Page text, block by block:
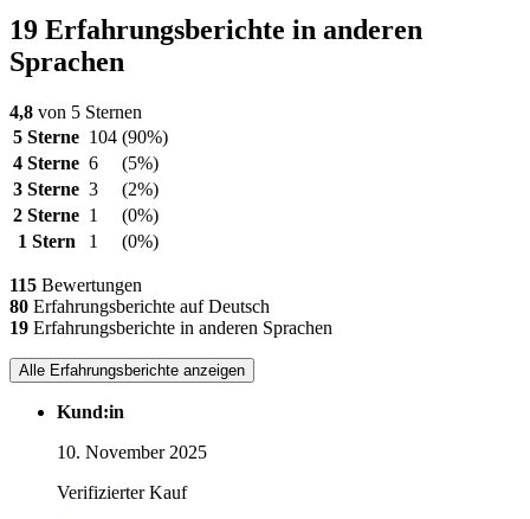
19 Erfahrungsberichte in anderen
Sprachen
4,8 von 5 Sternen
5 Sterne 104 (90%)
4 Sterne 6
(5%)
3 Sterne 3
(2%)
2 Sterne 1
(0%)
1 Stern
1 (0%)
115 Bewertungen
80 Erfahrungsberichte auf Deutsch
19 Erfahrungsberichte in anderen Sprachen
Alle Erfahrungsberichte anzeigen
Kund:in
10. November 2025
Verifizierter Kauf